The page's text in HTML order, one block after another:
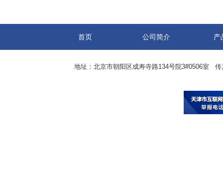
首页 公司简介 产
地址：北京市朝阳区成寿寺路134号院3#0506室